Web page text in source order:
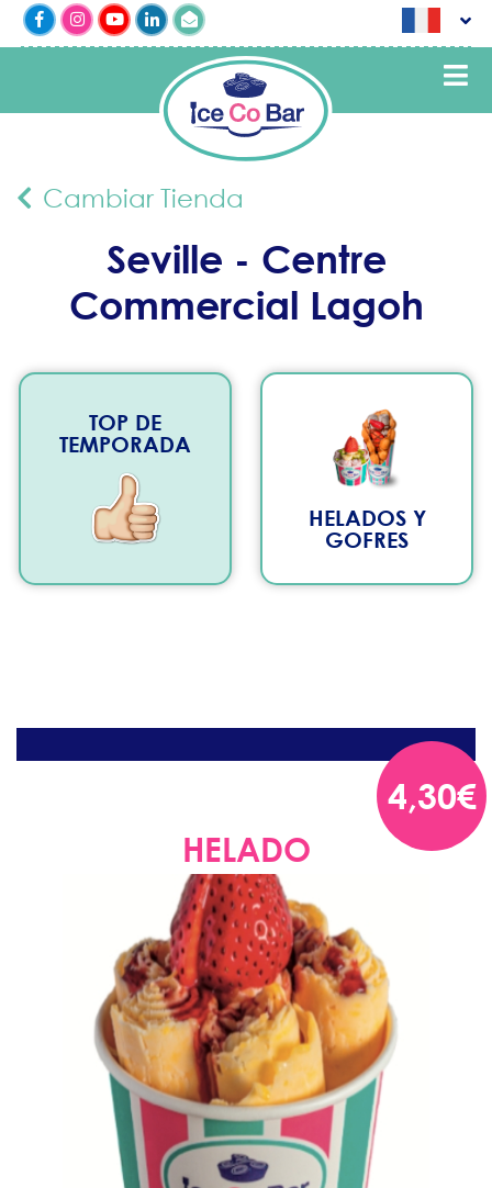
Cambiar Tienda
Seville - Centre
Commercial Lagoh
TOP DE
TEMPORADA
HELADOS Y
GOFRES
4,30€
HELADO